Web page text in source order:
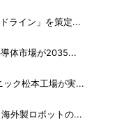
ライン」を策定...
体市場が2035...
ック松本工場が実...
外製ロボットの...